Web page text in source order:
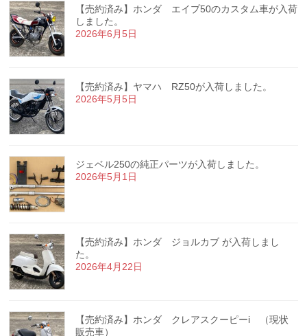
【売約済み】ホンダ エイプ50のカスタム車が入荷
しました。
2026年6月5日
【売約済み】ヤマハ RZ50が入荷しました。
2026年5月5日
ジェベル250の純正パーツが入荷しました。
2026年5月1日
【売約済み】ホンダ ジョルカブ が入荷しまし
た。
2026年4月22日
【売約済み】ホンダ クレアスクーピーi （現状
販売車）